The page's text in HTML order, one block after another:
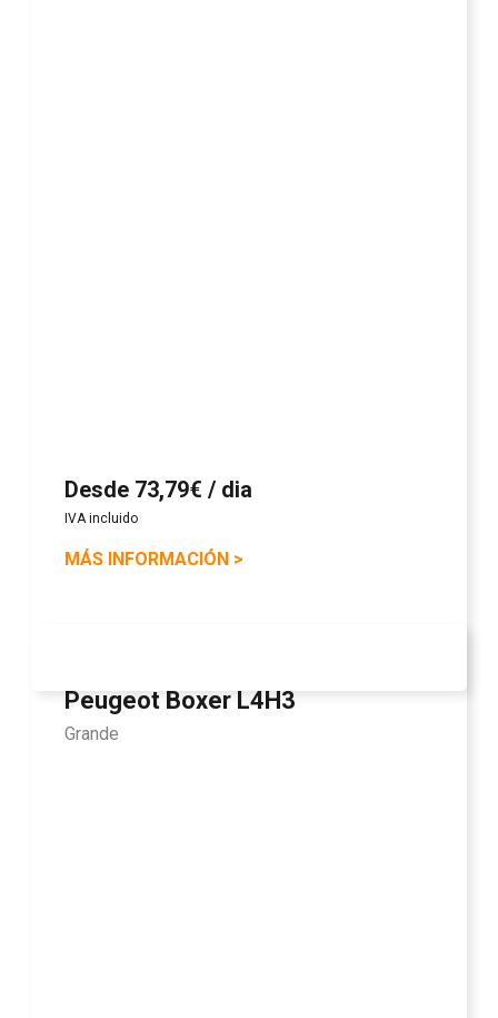
Desde 73,79€ / dia
IVA incluido
MÁS INFORMACIÓN >
Peugeot Boxer L4H3
Grande